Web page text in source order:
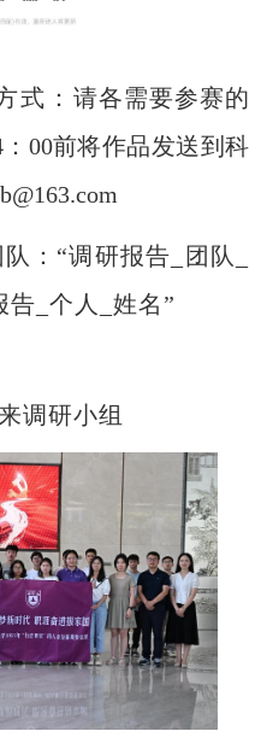
式： 请各需要参赛的
： 00前将作品发送到科
： “调研报告 团队
告 个人 姓名”
调研小组